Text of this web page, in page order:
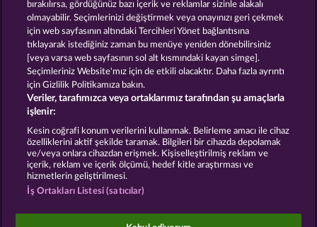
THE BLACK BOOK OF PIRATES MAGIC BOOK 6
Hüküm ve Koşullar Gizlilik Beyanı Künye
Şirket SSS Facebook
İptal talebini gönder
Sosyal casino oyunları sadece eğlence amaçlıdır ve
bırakılırsa, gördüğünüz bazı içerik ve reklamlar sizinle alakalı
olmayabilir. Seçimlerinizi değiştirmek veya onayınızı geri çekmek
için web sayfasının altındaki Tercihleri Yönet bağlantısına
tıklayarak istediğiniz zaman bu menüye yeniden dönebilirsiniz
[veya varsa web sayfasının sol alt kısmındaki kayan simge].
Seçimleriniz Website'mız için de etkili olacaktır. Daha fazla ayrıntı
için Gizlilik Politikamıza bakın.
Veriler, tarafımızca veya ortaklarımız tarafından şu amaçlarla
işlenir:
Kesin coğrafi konum verilerini kullanmak. Belirleme amacı ile cihaz
özelliklerini aktif şekilde taramak. Bilgileri bir cihazda depolamak
ve/veya onlara cihazdan erişmek. Kişiselleştirilmiş reklam ve
içerik, reklam ve içerik ölçümü, hedef kitle araştırması ve
hizmetlerin geliştirilmesi.
İş Ortakları Listesi (satıcılar)